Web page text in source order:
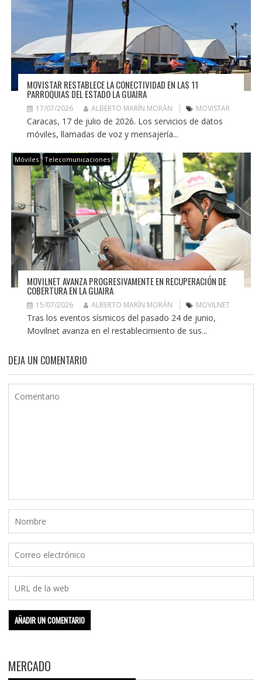
MOVISTAR RESTABLECE LA CONECTIVIDAD EN LAS 11
PARROQUIAS DEL ESTADO LA GUAIRA
17/07/2026 ALBERTO MARÍN MORÁN MOVISTAR
Caracas, 17 de julio de 2026. Los servicios de datos
móviles, llamadas de voz y mensajería...
Móviles Telecomunicaciones
MOVILNET AVANZA PROGRESIVAMENTE EN RECUPERACIÓN DE
COBERTURA EN LA GUAIRA
15/07/2026 ALBERTO MARÍN MORÁN MOVILNET
Tras los eventos sísmicos del pasado 24 de junio,
Movilnet avanza en el restablecimiento de sus...
DEJA UN COMENTARIO
MERCADO